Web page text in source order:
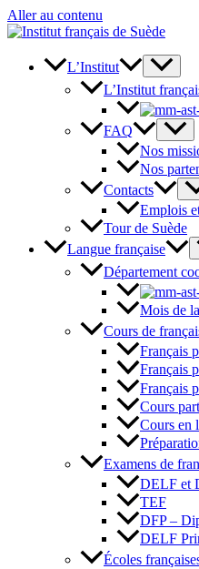
Aller au contenu
L’Institut
L’Institut
FAQ
Nos
Nos
Contacts
Emplois
Tour de Suède
Langue française
Département
Mois de
Cours de
Français
Français
Français
Cours
Cours en
Examens de
DELF et
TEF
DFP –
DELF
Écoles